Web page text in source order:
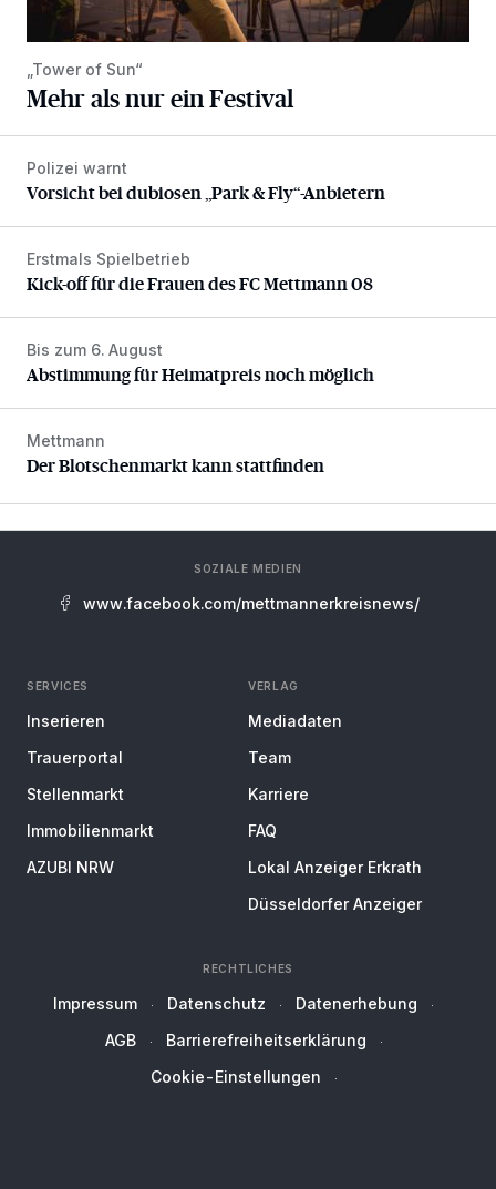
„Tower of Sun“
Mehr als nur ein Festival
Vorsicht bei dubiosen „Park & Fly“-Anbietern
Polizei warnt
Vorsicht bei dubiosen „Park & Fly“-Anbietern
Kick-off für die Frauen des FC Mettmann 08
Erstmals Spielbetrieb
Kick-off für die Frauen des FC Mettmann 08
Abstimmung für Heimatpreis noch möglich
Bis zum 6. August
Abstimmung für Heimatpreis noch möglich
Der Blotschenmarkt kann stattfinden
Mettmann
Der Blotschenmarkt kann stattfinden
SOZIALE MEDIEN
www.facebook.com/mettmannerkreisnews/
SERVICES
Inserieren
Trauerportal
Stellenmarkt
Immobilienmarkt
AZUBI NRW
VERLAG
Mediadaten
Team
Karriere
FAQ
Lokal Anzeiger Erkrath
Düsseldorfer Anzeiger
RECHTLICHES
Impressum Datenschutz
Datenerhebung
AGB
Barrierefreiheitserklärung
Cookie-Einstellungen